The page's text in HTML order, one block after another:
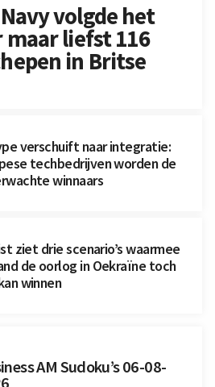
volgde het
liefst 116
in Britse
verschuift naar integratie:
techbedrijven worden de
winnaars
ziet drie scenario’s waarmee
de oorlog in Oekraïne toch
winnen
AM Sudoku’s 06-08-